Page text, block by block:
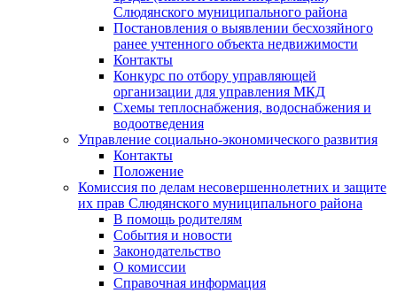
Слюдянского муниципального района
Постановления о выявлении бесхозяйного
ранее учтенного объекта недвижимости
Контакты
Конкурс по отбору управляющей
организации для управления МКД
Схемы теплоснабжения, водоснабжения и
водоотведения
Управление социально-экономического развития
Контакты
Положение
Комиссия по делам несовершеннолетних и защите
их прав Слюдянского муниципального района
В помощь родителям
События и новости
Законодательство
О комиссии
Справочная информация